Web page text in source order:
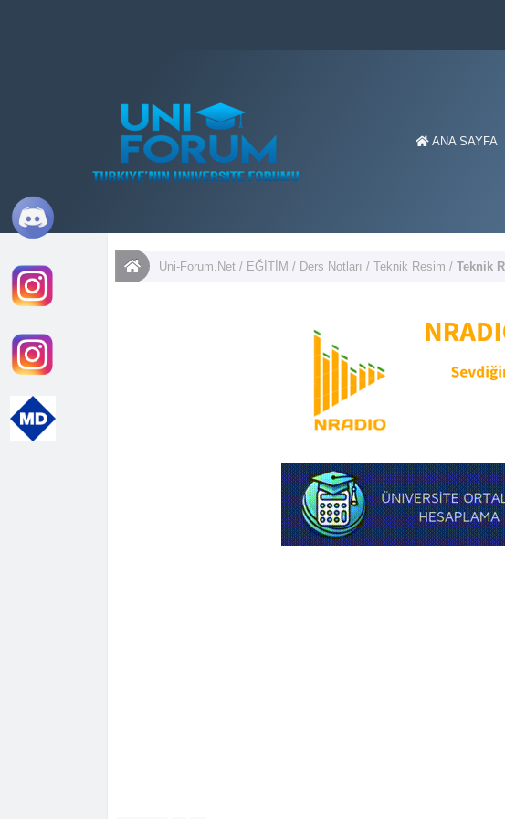
ANA SAYFA
Uni-Forum.Net/ EĞİTİM / Ders Notları / Teknik Resim / Teknik